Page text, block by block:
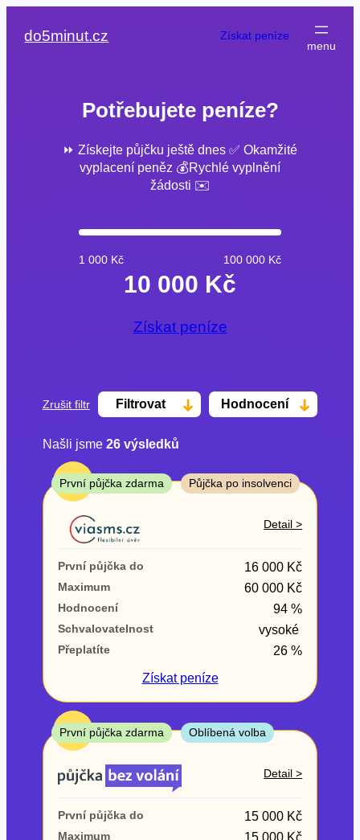
do5minut.cz Získat peníze
Potřebujete peníze?
⏩ Získejte půjčku ještě dnes ✅ Okamžité
vyplacení peněz 💰Rychlé vyplnění
žádosti ✉️
1 000 Kč 100 000 Kč
10 000 Kč
Získat peníze
Zrušit filtr Filtrovat Hodnocení
Cena
Od
První půjčka zdarma
–
ano
ne
Ve zkušebce
ano
ne
V exekuci
ne
Našli jsme 26výsledků
TOP
První půjčka zdarma Půjčka po insolvenci
Detail >
První půjčka do 16 000 Kč
Maximum 60 000 Kč
Hodnocení 94 %
Schvalovatelnost vysoké
Přeplatíte
26 %
Získatpeníze
TOP
První půjčka zdarma Oblíbená volba
Detail >
První půjčka do 15 000 Kč
Maximum 15 000 Kč